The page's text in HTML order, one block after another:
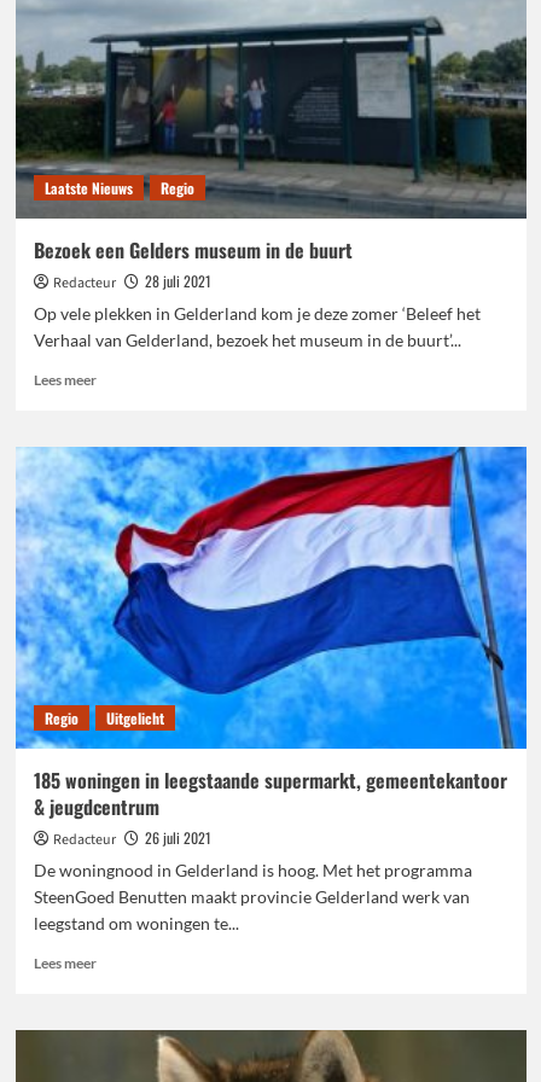
Laatste Nieuws Regio
Bezoek een Gelders museum in de buurt
Redacteur
28 juli 2021
Op vele plekken in Gelderland kom je deze zomer ‘Beleef het
Verhaal van Gelderland, bezoek het museum in de buurt’...
Lees meerLees
Bezoek
een
Gelders
museum
in
de
buurt
Regio Uitgelicht
185 woningen in leegstaande supermarkt, gemeentekantoor
& jeugdcentrum
Redacteur
26 juli 2021
De woningnood in Gelderland is hoog. Met het programma
SteenGoed Benutten maakt provincie Gelderland werk van
leegstand om woningen te...
Lees meerLees
185